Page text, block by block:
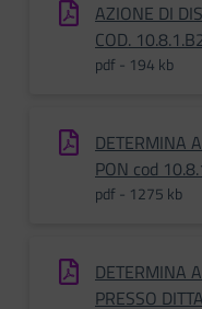
AZIONE DI
COD.
pdf - 194 kb
DETERMINA
PON cod
pdf - 1275 kb
DETERMINA
PRESSO